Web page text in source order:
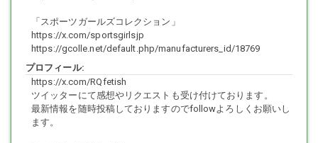
います。
口紅やグロスを塗る仕草を超クローズアップ。艶めかしく光る唇に色
香を感じます。
ービスポーズなんてまず現実にはありえません。
短いミニスカで四つん這いになったらどうなるか…想像できますよね？
こんな姿を撮らせてくれる撮影会なら、いくら払ってでも参加したい
ところです。
・4本目 休憩中のイベントコンパニオンをXXしたシチュエーション。
「スポーツガールズコレクション」
https://x.com/sportsgirlsjp
https://gcolle.net/default.php/manufacturers_id/18769
プロフィール:
https://x.com/RQfetish
ツイッターにて感想やリクエストも受け付けております。
最新情報を随時投稿しておりますのでfollowよろしくお願いし
ます。